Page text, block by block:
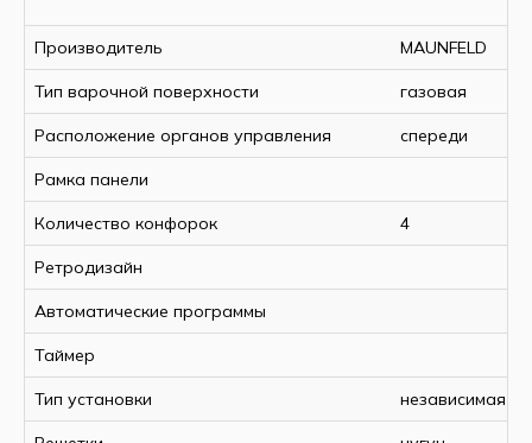
Производитель MAUNFELD
Тип варочной поверхности газовая
Расположение органов управления спереди
Рамка панели
Количество конфорок 4
Ретродизайн
Автоматические программы
Таймер
Тип установки независимая